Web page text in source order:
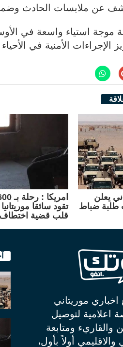
عن ملابسات الحادث
موجة استياء واسعة في
الإجراءات الأمنية في
يعلن
طلبة ضباط
تقود سائقا
قلب قضية اختطاف
موريتاني
اعلامية لتوصيل
ومتابعة
أولاً بأول،